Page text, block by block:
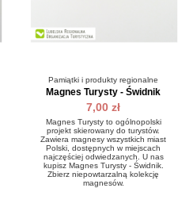
Pamiątki i produkty regionalne
Magnes Turysty - Świdnik
7,00 zł
Magnes Turysty to ogólnopolski
projekt skierowany do turystów.
Zawiera magnesy wszystkich miast
Polski, dostępnych w miejscach
najczęściej odwiedzanych. U nas
kupisz Magnes Turysty - Świdnik.
Zbierz niepowtarzalną kolekcję
magnesów.